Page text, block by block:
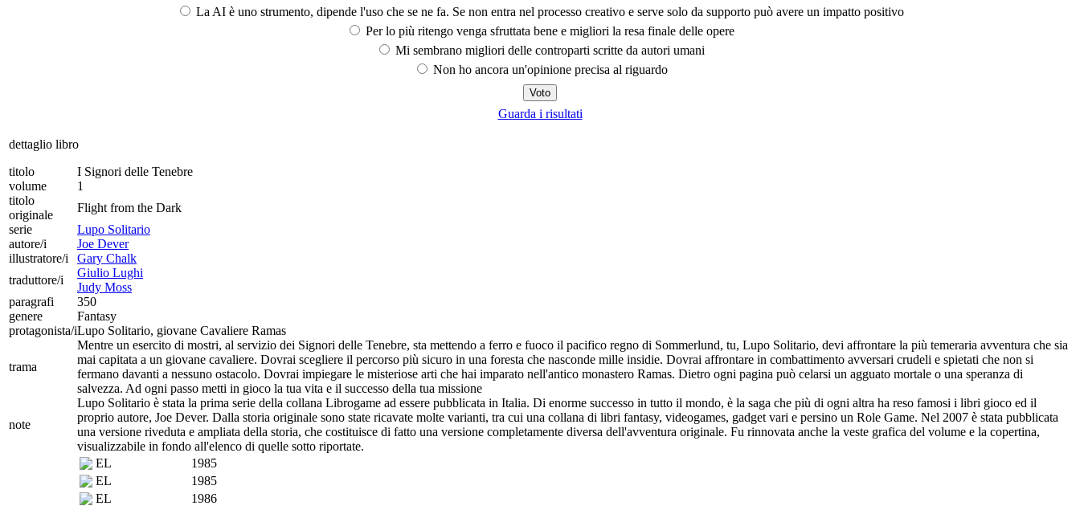
La AI è uno strumento, dipende l'uso che se ne fa. Se non entra nel processo creativo e serve solo da supporto può avere un impatto positivo
Per lo più ritengo venga sfruttata bene e migliori la resa finale delle opere
Mi sembrano migliori delle controparti scritte da autori umani
Non ho ancora un'opinione precisa al riguardo
Guarda i risultati
dettaglio libro
titolo
I Signori delle Tenebre
volume
1
titolo
originale
Flight from the Dark
serie
Lupo Solitario
autore/i
Joe Dever
illustratore/i
Gary Chalk
traduttore/i
Giulio Lughi
Judy Moss
paragrafi
350
genere
Fantasy
protagonista/iLupo Solitario, giovane Cavaliere Ramas
trama
Mentre un esercito di mostri, al servizio dei Signori delle Tenebre, sta mettendo a ferro e fuoco il pacifico regno di Sommerlund, tu, Lupo Solitario, devi affrontare la più temeraria avventura che sia
mai capitata a un giovane cavaliere. Dovrai scegliere il percorso più sicuro in una foresta che nasconde mille insidie. Dovrai affrontare in combattimento avversari crudeli e spietati che non si
fermano davanti a nessuno ostacolo. Dovrai impiegare le misteriose arti che hai imparato nell'antico monastero Ramas. Dietro ogni pagina può celarsi un agguato mortale o una speranza di
salvezza. Ad ogni passo metti in gioco la tua vita e il successo della tua missione
note
Lupo Solitario è stata la prima serie della collana Librogame ad essere pubblicata in Italia. Di enorme successo in tutto il mondo, è la saga che più di ogni altra ha reso famosi i libri gioco ed il
proprio autore, Joe Dever. Dalla storia originale sono state ricavate molte varianti, tra cui una collana di libri fantasy, videogames, gadget vari e persino un Role Game. Nel 2007 è stata pubblicata
una versione riveduta e ampliata della storia, che costituisce di fatto una versione completamente diversa dell'avventura originale. Fu rinnovata anche la veste grafica del volume e la copertina,
visualizzabile in fondo all'elenco di quelle sotto riportate.
EL
1985
EL
1985
EL
1986